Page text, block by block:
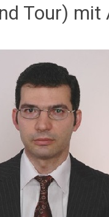
Tour) mit